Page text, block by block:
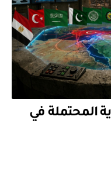
المحتملة في